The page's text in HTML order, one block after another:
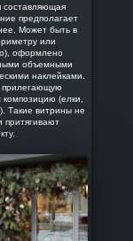
предполагает
Может быть в
или
оформлено
объемными
наклейками.
прилегающую
(елки,
Такие витрины не
притягивают